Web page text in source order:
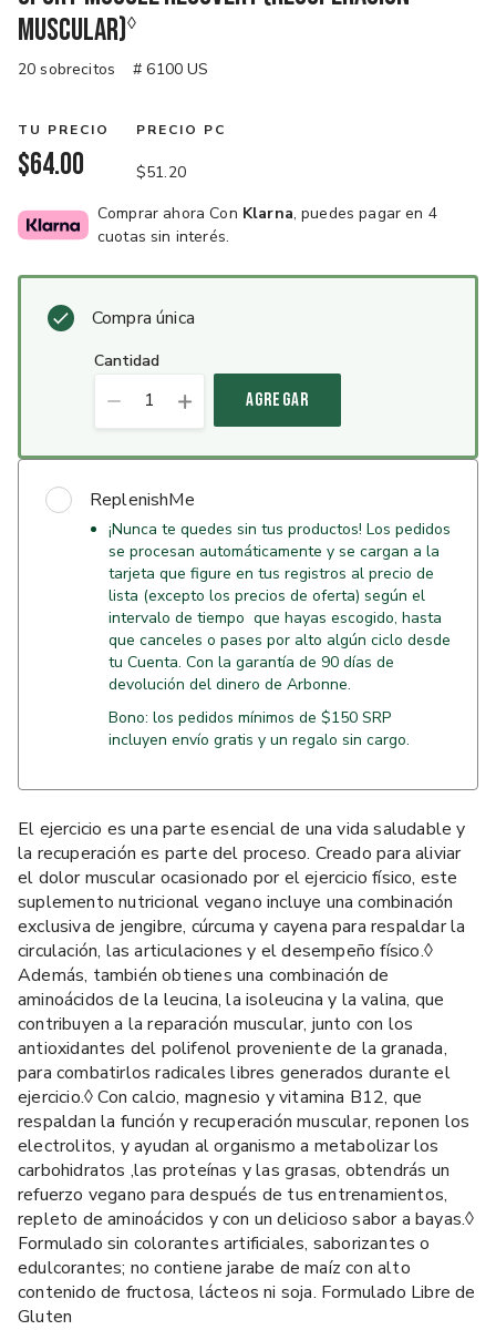
muscular)
20 sobrecitos # 6100 US
TU PRECIO
$64.00
PRECIO PC
$51.20
Comprar ahora Con Klarna, puedes pagar en 4
cuotas sin interés.
Compra única
cantidad
1 AGREGAR
ReplenishMe
¡Nunca te quedes sin tus productos! Los pedidos
se procesan automáticamente y se cargan a la
tarjeta que figure en tus registros al precio de
lista (excepto los precios de oferta) según el
intervalo de tiempo que hayas escogido, hasta
que canceles o pases por alto algún ciclo desde
tu Cuenta. Con la garantía de 90 días de
devolución del dinero de Arbonne.
Bono: los pedidos mínimos de $150 SRP
incluyen envío gratis y un regalo sin cargo.
El ejercicio es una parte esencial de una vida saludable y
la recuperación es parte del proceso. Creado para aliviar
el dolor muscular ocasionado por el ejercicio físico, este
suplemento nutricional vegano incluye una combinación
exclusiva de jengibre, cúrcuma y cayena para respaldar la
circulación, las articulaciones y el desempeño físico.◊
Además, también obtienes una combinación de
aminoácidos de la leucina, la isoleucina y la valina, que
contribuyen a la reparación muscular, junto con los
antioxidantes del polifenol proveniente de la granada,
para combatirlos radicales libres generados durante el
ejercicio.◊ Con calcio, magnesio y vitamina B12, que
respaldan la función y recuperación muscular, reponen los
electrolitos, y ayudan al organismo a metabolizar los
carbohidratos ,las proteínas y las grasas, obtendrás un
refuerzo vegano para después de tus entrenamientos,
repleto de aminoácidos y con un delicioso sabor a bayas.◊
Formulado sin colorantes artificiales, saborizantes o
edulcorantes; no contiene jarabe de maíz con alto
contenido de fructosa, lácteos ni soja. Formulado Libre de
Gluten